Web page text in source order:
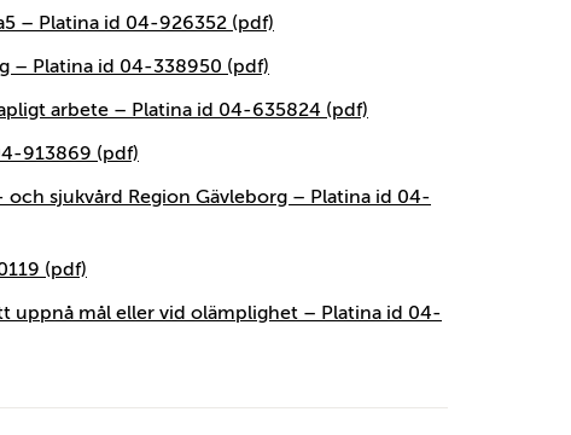
– Platina id 04-926352 (pdf)
– Platina id 04-338950 (pdf)
arbete – Platina id 04-635824 (pdf)
913869 (pdf)
och sjukvård Region Gävleborg – Platina id 04-
(pdf)
uppnå mål eller vid olämplighet – Platina id 04-